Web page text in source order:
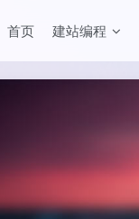
首页 建站编程